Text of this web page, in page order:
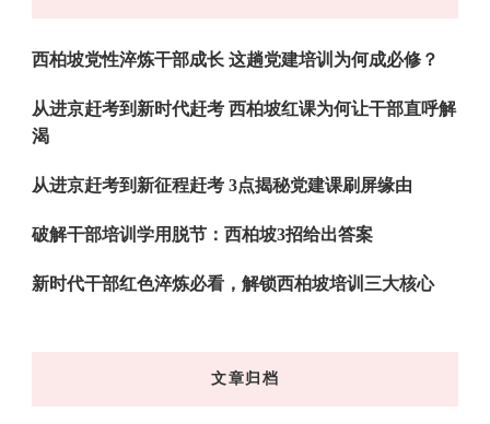
西柏坡党性淬炼干部成长 这趟党建培训为何成必修？
从进京赶考到新时代赶考 西柏坡红课为何让干部直呼解
渴
从进京赶考到新征程赶考 3点揭秘党建课刷屏缘由
破解干部培训学用脱节：西柏坡3招给出答案
新时代干部红色淬炼必看，解锁西柏坡培训三大核心
文章归档